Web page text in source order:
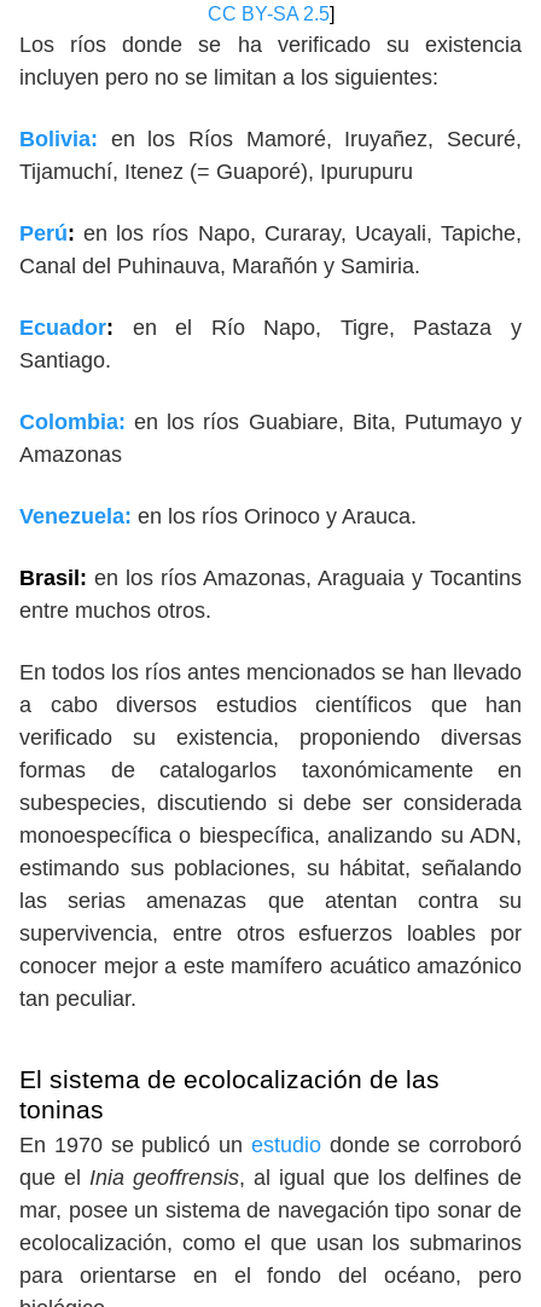
CC BY-SA 2.5]
Los ríos donde se ha verificado su existencia
incluyen pero no se limitan a los siguientes:
Bolivia: en los Ríos Mamoré, Iruyañez, Securé,
Tijamuchí, Itenez (= Guaporé), Ipurupuru
Perú:en los ríos Napo, Curaray, Ucayali, Tapiche,
Canal del Puhinauva, Marañón y Samiria.
Ecuador: en el Río Napo, Tigre, Pastaza y
Santiago.
Colombia: en los ríos Guabiare, Bita, Putumayo y
Amazonas
Venezuela: en los ríos Orinoco y Arauca.
Brasil: en los ríos Amazonas, Araguaia y Tocantins
entre muchos otros.
En todos los ríos antes mencionados se han llevado
a cabo diversos estudios científicos que han
verificado su existencia, proponiendo diversas
formas de catalogarlos taxonómicamente en
subespecies, discutiendo si debe ser considerada
monoespecífica o biespecífica, analizando su ADN,
estimando sus poblaciones, su hábitat, señalando
las serias amenazas que atentan contra su
supervivencia, entre otros esfuerzos loables por
conocer mejor a este mamífero acuático amazónico
tan peculiar.
El sistema de ecolocalización de las
toninas
En 1970 se publicó un estudiodonde se corroboró
que el Inia geoffrensis, al igual que los delfines de
mar, posee un sistema de navegación tipo sonar de
ecolocalización, como el que usan los submarinos
para orientarse en el fondo del océano, pero